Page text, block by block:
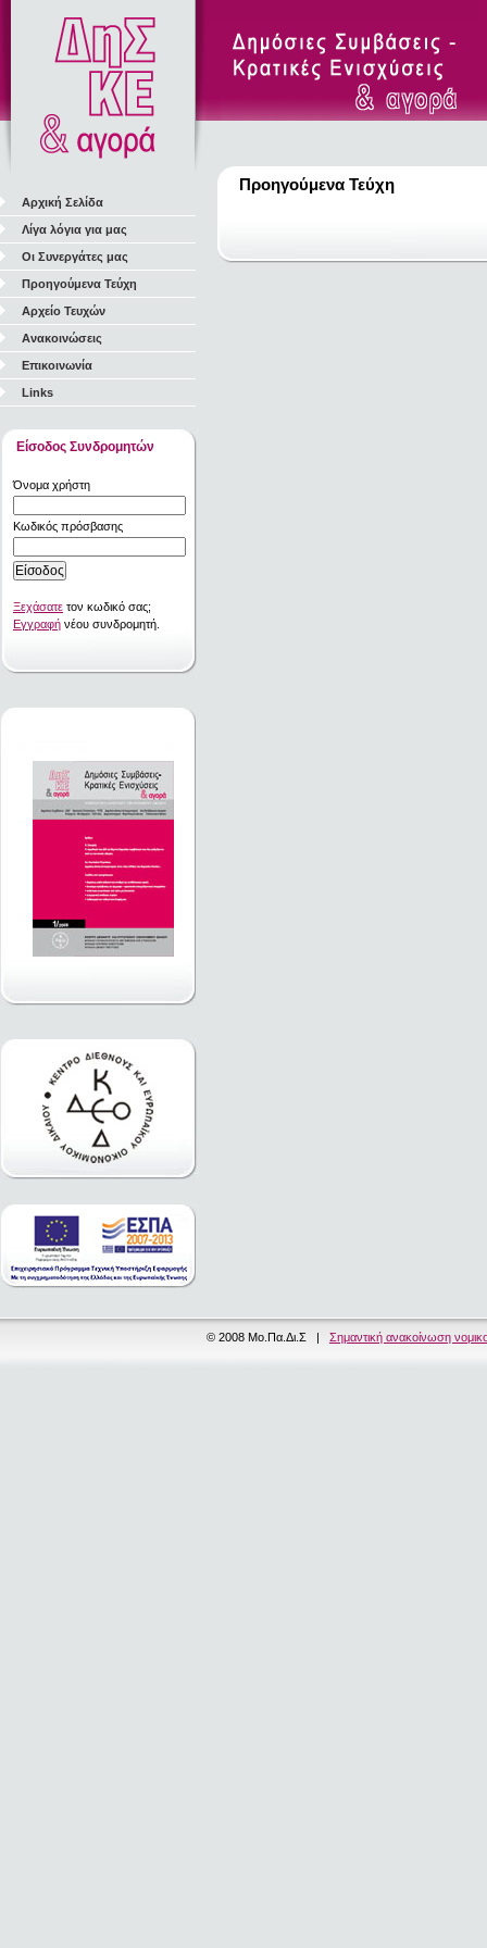
Αρχική Σελίδα
Λίγα λόγια για μας
Οι Συνεργάτες μας
Προηγούμενα Τεύχη
Αρχείο Τευχών
Ανακοινώσεις
Επικοινωνία
Links
Είσοδος Συνδρομητών
Όνομα χρήστη
Κωδικός πρόσβασης
Ξεχάσατε τον κωδικό σας;
Εγγραφή νέου συνδρομητή.
Προηγούμενα Τεύχη
© 2008 Μο.Πα.Δι.Σ | Σημαντική ανακοίνωση